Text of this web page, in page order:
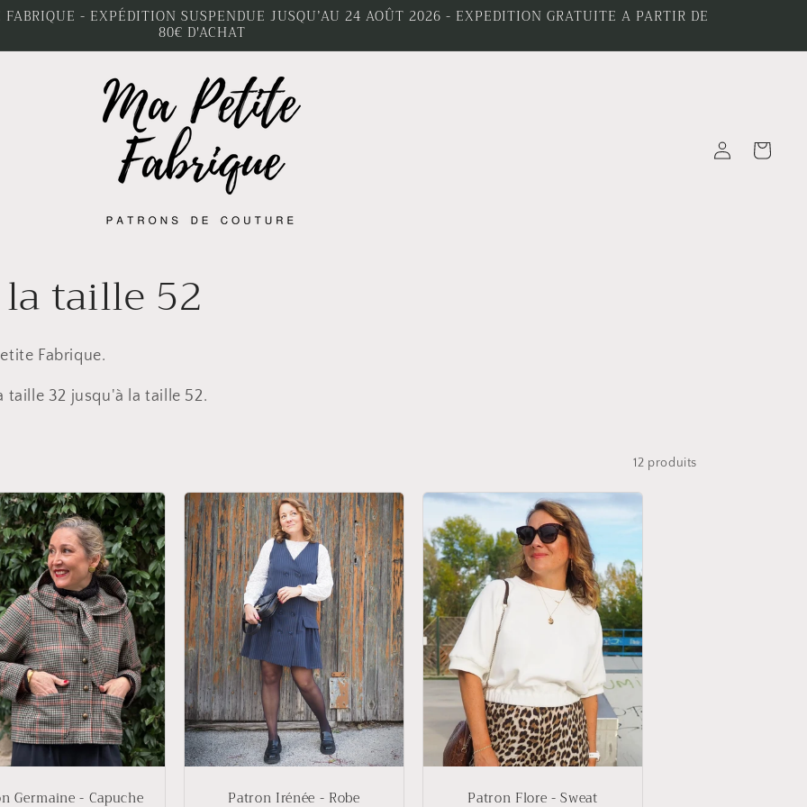
- EXPÉDITION SUSPENDUE JUSQU’AU 24 AOÛT 2026 - EXPEDITION GRATUITE A PARTIR DE
80€ D'ACHAT
Connexion Panier
taille 52
Fabrique.
taille 32 jusqu'à la taille 52.
12 produits
Germaine - Capuche Patron Irénée - Robe Patron Flore - Sweat